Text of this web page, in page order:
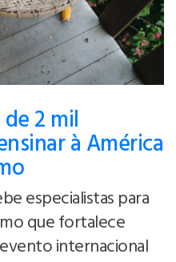
2 mil
à América
especialistas para
que fortalece
internacional